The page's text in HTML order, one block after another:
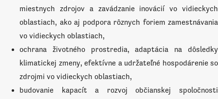
miestnych zdrojov a zavádzanie inovácií vo vidieckych
oblastiach, ako aj podpora rôznych foriem zamestnávania
vo vidieckych oblastiach,
ochrana životného prostredia, adaptácia na dôsledky
klimatickej zmeny, efektívne a udržateľné hospodárenie so
zdrojmi vo vidieckych oblastiach,
budovanie kapacít a rozvoj občianskej spoločnosti